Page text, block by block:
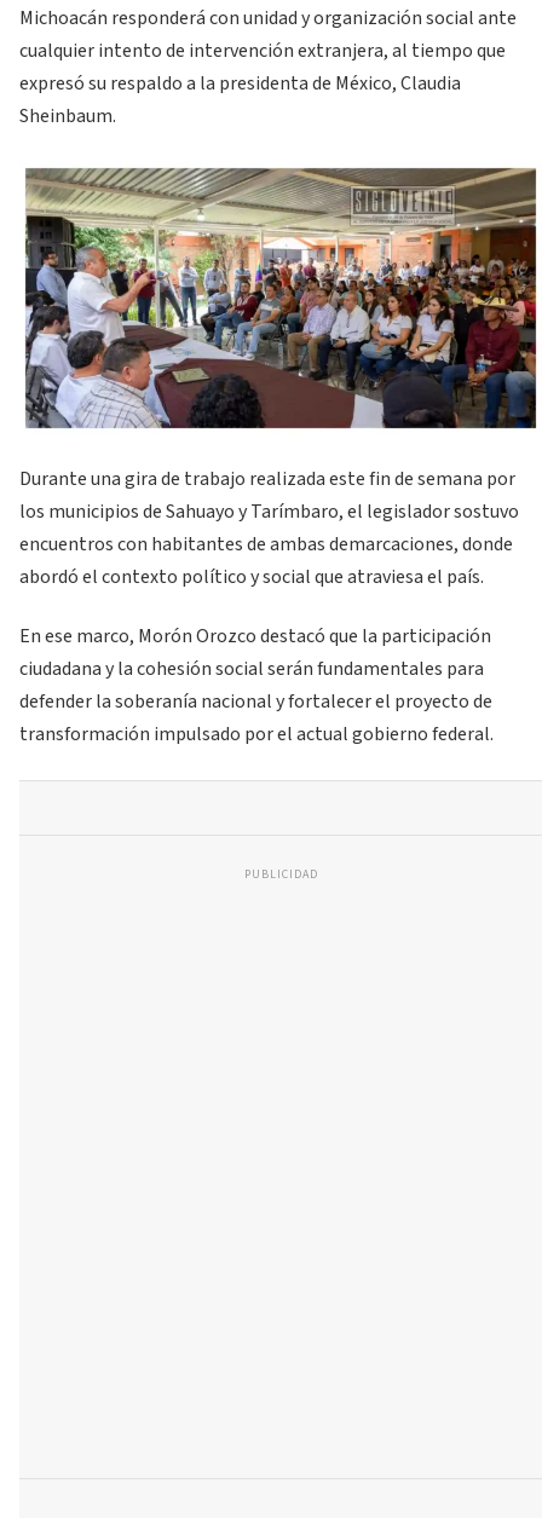
Michoacán responderá con unidad y organización social ante
cualquier intento de intervención extranjera, al tiempo que
expresó su respaldo a la presidenta de México, Claudia
Sheinbaum.
Durante una gira de trabajo realizada este fin de semana por
los municipios de Sahuayo y Tarímbaro, el legislador sostuvo
encuentros con habitantes de ambas demarcaciones, donde
abordó el contexto político y social que atraviesa el país.
En ese marco, Morón Orozco destacó que la participación
ciudadana y la cohesión social serán fundamentales para
defender la soberanía nacional y fortalecer el proyecto de
transformación impulsado por el actual gobierno federal.
PUBLICIDAD